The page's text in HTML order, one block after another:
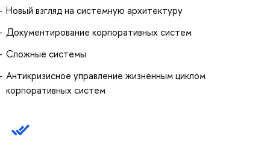
Новый взгляд на системную архитектуру
Документирование корпоративных систем
Сложные системы
Антикризисное управление жизненным циклом
корпоративных систем